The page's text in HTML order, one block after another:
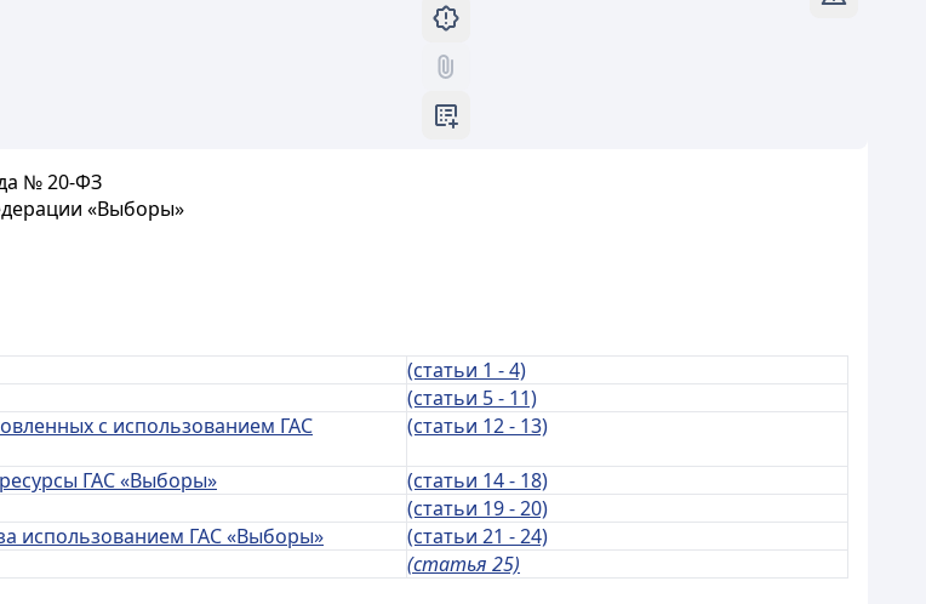
№ 20-ФЗ
«Выборы»
(статьи 1 - 4)
(статьи 5 - 11)
с использованием ГАС
(статьи 12 - 13)
ГАС «Выборы»
(статьи 14 - 18)
(статьи 19 - 20)
использованием ГАС «Выборы»
(статьи 21 - 24)
(статья 25)